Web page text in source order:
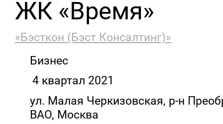
ЖК «Время»
«Бэсткон (Бэст Консалтинг)»
Бизнес
4 квартал 2021
ул. Малая Черкизовская, р-н
ВАО, Москва